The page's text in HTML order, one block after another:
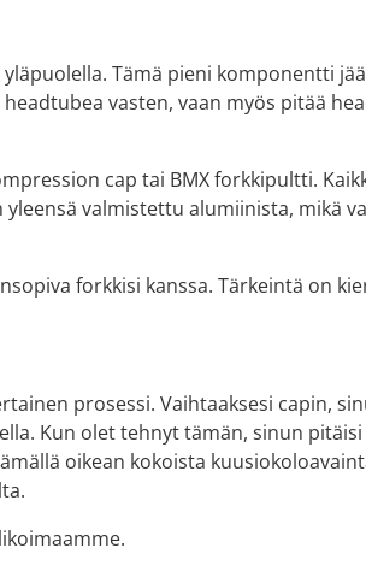
Tämä pieni komponentti
vasten, vaan myös pitää
cap tai BMX forkkipultti.
valmistettu alumiinista, mikä
forkkisi kanssa. Tärkeintä on
prosessi. Vaihtaaksesi capin,
Kun olet tehnyt tämän, sinun
oikean kokoista